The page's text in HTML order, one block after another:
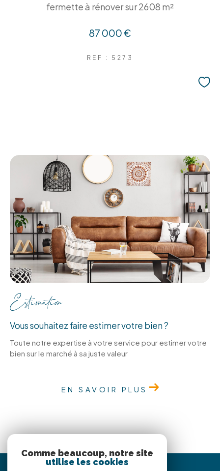
fermette à rénover sur 2608 m²
87 000 €
REF : 5273
Estimation
Vous souhaitez faire estimer votre bien ?
Toute notre expertise à votre service pour estimer votre
bien sur le marché à sa juste valeur
EN SAVOIR PLUS
Comme beaucoup, notre site
utilise les cookies